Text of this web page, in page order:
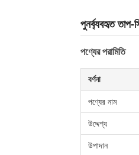
পুনর্ব্যবহৃত তাপ-
পণ্যের পরামিতি
বর্ণনা
পণ্যের নাম
উদ্দেশ্য
উপাদান